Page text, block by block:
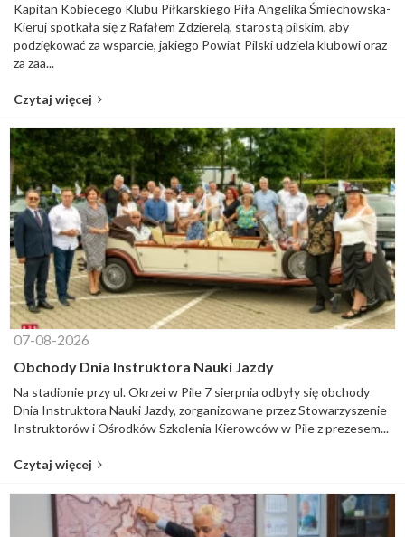
Kapitan Kobiecego Klubu Piłkarskiego Piła Angelika Śmiechowska-
Kieruj spotkała się z Rafałem Zdzierelą, starostą pilskim, aby
podziękować za wsparcie, jakiego Powiat Pilski udziela klubowi oraz
za zaa...
Czytaj więcej
07-08-2026
Obchody Dnia Instruktora Nauki Jazdy
Na stadionie przy ul. Okrzei w Pile 7 sierpnia odbyły się obchody
Dnia Instruktora Nauki Jazdy, zorganizowane przez Stowarzyszenie
Instruktorów i Ośrodków Szkolenia Kierowców w Pile z prezesem...
Czytaj więcej